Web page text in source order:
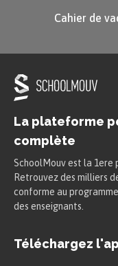
nombre+
Cahier de
La plateforme
complète
SchoolMouv est la
Retrouvez des milliers
conforme au
des enseignants.
Téléchargez